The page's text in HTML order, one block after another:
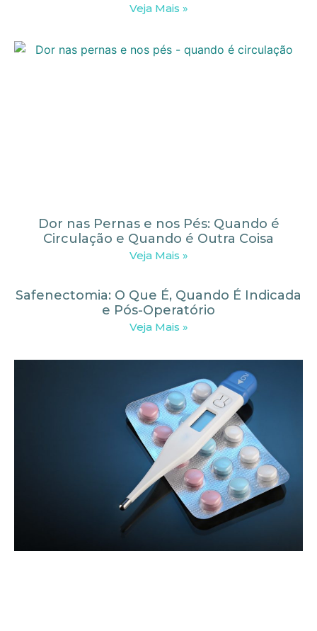
Veja Mais »
Dor nas Pernas e nos Pés: Quando é
Circulação e Quando é Outra Coisa
Veja Mais »
Safenectomia: O Que É, Quando É Indicada
e Pós-Operatório
Veja Mais »